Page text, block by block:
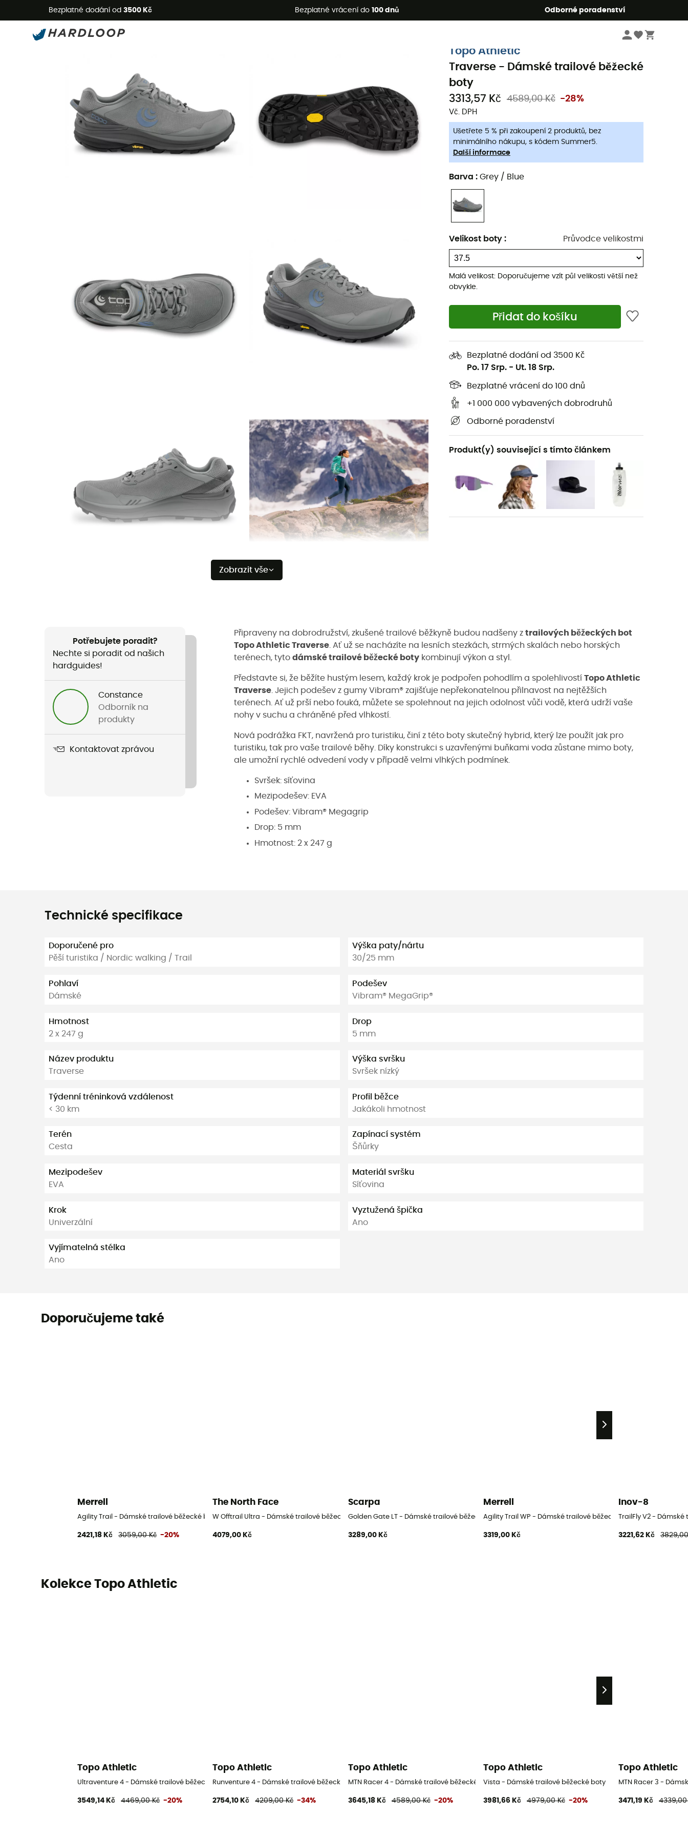
Bezplatné dodání od 3500 Kč Bezplatné vrácení do 100 dnů Odborné poradenství
Letní akce 🔥 -5 % EXTRA při nákupu 2 produktů* s kódem Summer5
Zobrazit vše
Dámské trailové běžecké boty
Topo Athletic
Traverse - Dámské trailové běžecké
boty
3313,57 Kč
4589,00 Kč -28%
Vč. DPH
Ušetřete 5 % při zakoupení 2 produktů, bez
minimálního nákupu, s kódem Summer5.
Další informace
Barva : Grey / Blue
Velikost boty : Průvodce velikostmi
Malá velikost: Doporučujeme vzít půl velikosti větší než
obvykle.
Přidat do košíku
Bezplatné dodání od 3500 Kč
Po. 17 Srp. - Ut. 18 Srp.
Bezplatné vrácení do 100 dnů
+1 000 000 vybavených dobrodruhů
Odborné poradenství
Produkt(y) související s tímto článkem
Potřebujete poradit?
Nechte si poradit od našich
hardguides!
Constance
Odborník na
produkty
Kontaktovat zprávou
Připraveny na dobrodružství, zkušené trailové běžkyně budou nadšeny z trailových běžeckých bot
Topo Athletic Traverse . Ať už se nacházíte na lesních stezkách, strmých skalách nebo horských
terénech, tyto dámské trailové běžecké boty kombinují výkon a styl.
Představte si, že běžíte hustým lesem, každý krok je podpořen pohodlím a spolehlivostí Topo Athletic
Traverse . Jejich podešev z gumy Vibram® zajišťuje nepřekonatelnou přilnavost na nejtěžších
terénech. Ať už prší nebo fouká, můžete se spolehnout na jejich odolnost vůči vodě, která udrží vaše
nohy v suchu a chráněné před vlhkostí.
Nová podrážka FKT, navržená pro turistiku, činí z této boty skutečný hybrid, který lze použít jak pro
turistiku, tak pro vaše trailové běhy. Díky konstrukci s uzavřenými buňkami voda zůstane mimo boty,
ale umožní rychlé odvedení vody v případě velmi vlhkých podmínek.
Svršek: síťovina
Mezipodešev: EVA
Podešev: Vibram® Megagrip
Drop: 5 mm
Hmotnost: 2 x 247 g
Technické specifikace
Doporučené pro
Pěší turistika / Nordic walking / Trail
Pohlaví
Dámské
Hmotnost
2 x 247 g
Název produktu
Traverse
Týdenní tréninková vzdálenost
< 30 km
Terén
Cesta
Mezipodešev
EVA
Krok
Univerzální
Vyjímatelná stélka
Ano
Výška paty/nártu
30/25 mm
Podešev
Vibram® MegaGrip®
Drop
5 mm
Výška svršku
Svršek nízký
Profil běžce
Jakákoli hmotnost
Zapínací systém
Šňůrky
Materiál svršku
Síťovina
Vyztužená špička
Ano
Doporučujeme také
Merrell
Agility Trail - Dámské trailové běžecké boty
2421,18 Kč 3059,00 Kč -20%
The North Face
W Offtrail Ultra - Dámské trailové běžecké boty
4079,00 Kč
Scarpa
Golden Gate LT - Dámské trailové běžecké boty
3289,00 Kč
Merrell
Agility Trail WP - Dámské trailové běžecké boty
3319,00 Kč
Inov-8
TrailFly V2 -
3221,62 Kč
Kolekce Topo Athletic
Topo Athletic
Ultraventure 4 - Dámské trailové běžecké boty
3549,14 Kč 4469,00 Kč -20%
Topo Athletic
Runventure 4 - Dámské trailové běžecké boty
2754,10 Kč 4209,00 Kč -34%
Topo Athletic
MTN Racer 4 - Dámské trailové běžecké boty
3645,18 Kč 4589,00 Kč -20%
Topo Athletic
Vista - Dámské trailové běžecké boty
3981,66 Kč 4979,00 Kč -20%
Topo Athletic
MTN Racer 3 -
3471,19 Kč 4339,00